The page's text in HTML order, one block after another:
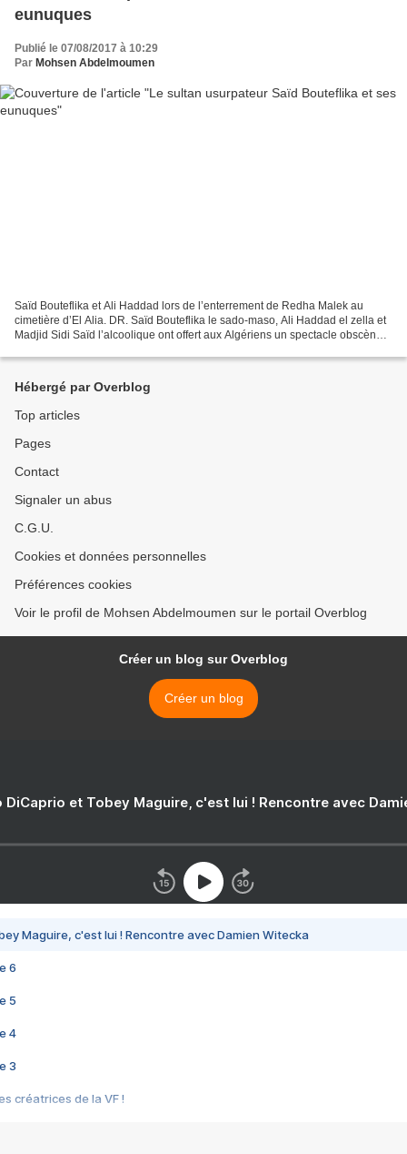
eunuques
Publié le 07/08/2017 à 10:29
Par Mohsen Abdelmoumen
Saïd Bouteflika et Ali Haddad lors de l’enterrement de Redha Malek au
cimetière d’El Alia. DR. Saïd Bouteflika le sado-maso, Ali Haddad el zella et
Madjid Sidi Saïd l’alcoolique ont offert aux Algériens un spectacle obscène
Hébergé par Overblog
Top articles
Pages
Contact
Signaler un abus
C.G.U.
Cookies et données personnelles
Préférences cookies
Voir le profil de Mohsen Abdelmoumen sur le portail Overblog
Créer un blog sur Overblog
Créer un blog
DiCaprio et Tobey Maguire, c'est lui ! Rencontre avec
Maguire, c'est lui ! Rencontre avec Damien Witecka
6
5
4
3
créatrices de la VF !